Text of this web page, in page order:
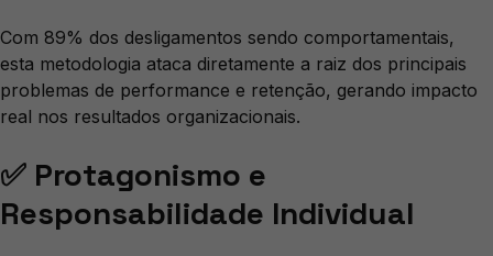
Com 89% dos desligamentos sendo comportamentais,
esta metodologia ataca diretamente a raiz dos principais
problemas de performance e retenção, gerando impacto
real nos resultados organizacionais.
✅ Protagonismo e
Responsabilidade Individual